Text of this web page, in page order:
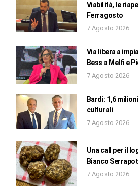
Viabilità, le
Ferragosto
7 Agosto 2026
Via libera a
Bess a Melfi e
7 Agosto 2026
Bardi: 1,6
culturali
7 Agosto 2026
Una call per il
Bianco
7 Agosto 2026